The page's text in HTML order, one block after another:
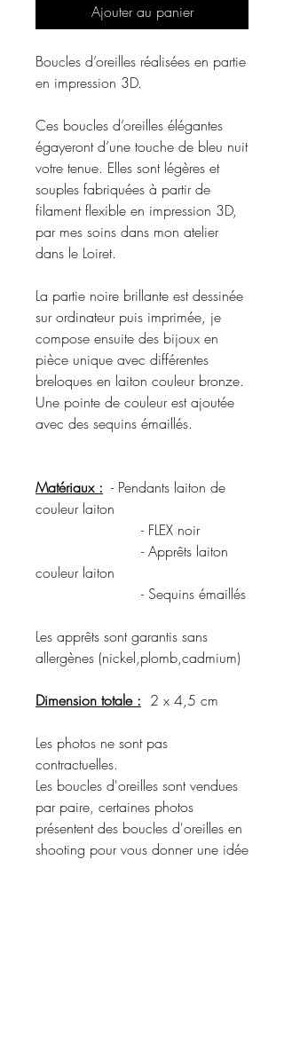
Ajouter au panier
Boucles d’oreilles réalisées en partie
en impression 3D.
Ces boucles d’oreilles élégantes
égayeront d’une touche de bleu nuit
votre tenue. Elles sont légères et
souples fabriquées à partir de
filament flexible en impression 3D,
par mes soins dans mon atelier
dans le Loiret.
La partie noire brillante est dessinée
sur ordinateur puis imprimée, je
compose ensuite des bijoux en
pièce unique avec différentes
breloques en laiton couleur bronze.
Une pointe de couleur est ajoutée
avec des sequins émaillés.
Matériaux : - Pendants laiton de
couleur laiton
- FLEX noir
- Apprêts laiton
couleur laiton
- Sequins émaillés
Les apprêts sont garantis sans
allergènes (nickel,plomb,cadmium)
Dimension totale : 2 x 4,5 cm
Les photos ne sont pas
contractuelles.
Les boucles d'oreilles sont vendues
par paire, certaines photos
présentent des boucles d'oreilles en
shooting pour vous donner une idée